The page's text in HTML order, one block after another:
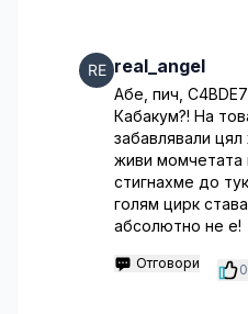
real_angel
Абе, пич,
Кабакум?! На
забавлявали
живи момчетата
стигнахме до
голям цирк
абсолютно не е!
Отговори 0